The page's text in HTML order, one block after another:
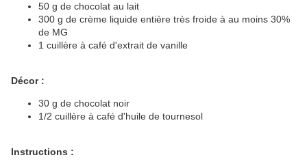
50 g de chocolat au lait
300 g de crème liquide entière très froide à au moins 30%
de MG
1 cuillère à café d'extrait de vanille
Décor :
30 g de chocolat noir
1/2 cuillère à café d'huile de tournesol
Instructions :